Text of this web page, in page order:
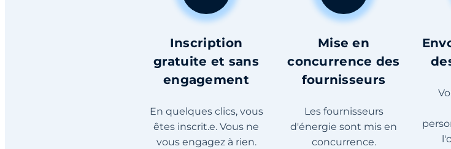
Inscription
gratuite et sans
engagement
En quelques clics, vous
êtes inscrit.e. Vous ne
vous engagez à rien.
Mise en
concurrence des
fournisseurs
Les fournisseurs
d'énergie sont mis en
concurrence.